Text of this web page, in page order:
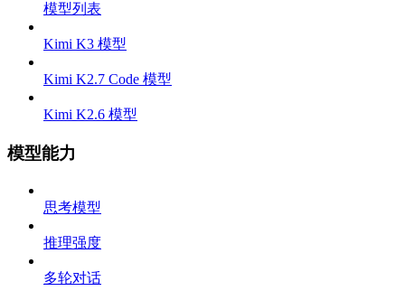
模型列表
Kimi K3 模型
Kimi K2.7 Code 模型
Kimi K2.6 模型
模型能力
思考模型
推理强度
多轮对话